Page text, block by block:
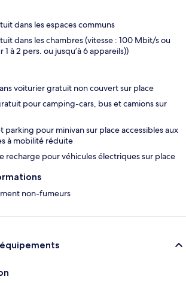
dans les espaces communs
dans les chambres (vitesse : 100 Mbit/s ou
1 à 2 pers. ou jusqu’à 6 appareils))
voiturier gratuit non couvert sur place
pour camping-cars, bus et camions sur
parking pour minivan sur place accessibles aux
à mobilité réduite
recharge pour véhicules électriques sur place
non-fumeurs